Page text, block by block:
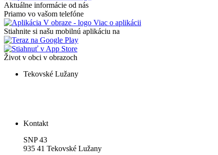
Aktuálne informácie od nás
Priamo vo vašom telefóne
Viac o aplikácii
Stiahnite si našu mobilnú aplikáciu na
Život v obci v obrazoch
Tekovské Lužany
Kontakt
SNP 43
935 41 Tekovské Lužany